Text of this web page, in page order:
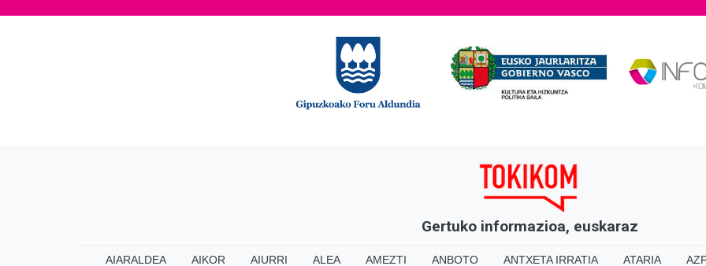
Gertuko informazioa, euskaraz
AIARALDEA AIKOR AIURRI ALEA AMEZTI ANBOTO ANTXETA IRRATIA ATARIA